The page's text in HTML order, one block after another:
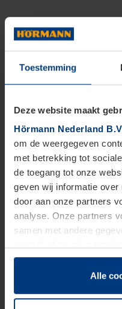
Toestemming
Deze website maakt
Hörmann Nederland
om de weergegeven
met betrekking tot
de toegang tot onze
geven wij informatie
door aan onze partners
analyse. Onze partners
samen met andere
dienstverlening hebben
Juridisch zijn wij
onze pagina's absoluut
Alle